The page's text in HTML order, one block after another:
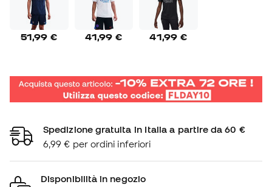
51,99 € 41,99 € 41,99 €
Spedizione gratuita in Italia a partire da 60 €
6,99 € per ordini inferiori
Disponibilità in negozio